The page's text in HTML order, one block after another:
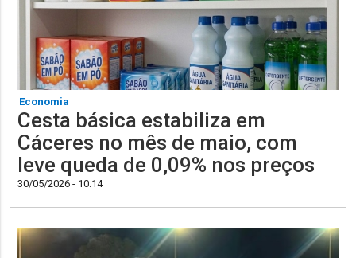
Economia
Cesta básica estabiliza em
Cáceres no mês de maio, com
leve queda de 0,09% nos preços
30/05/2026 - 10:14